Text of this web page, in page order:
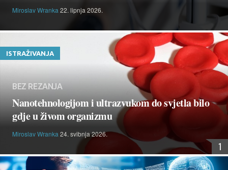
Miroslav Wranka 22. lipnja 2026.
ISTRAŽIVANJA
BEZ REZANJA
Nanotehnologijom i ultrazvukom do svjetla bilo
gdje u živom organizmu
Miroslav Wranka 24. svibnja 2026.
1